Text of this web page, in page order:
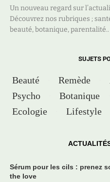
Un nouveau regard sur
Découvrez nos rubriques ;
beauté, botanique, parentalité..
SUJETS
Beauté Remède
Psycho
Botanique
Ecologie
Lifestyle
Sérum pour les cils : prenez
the love